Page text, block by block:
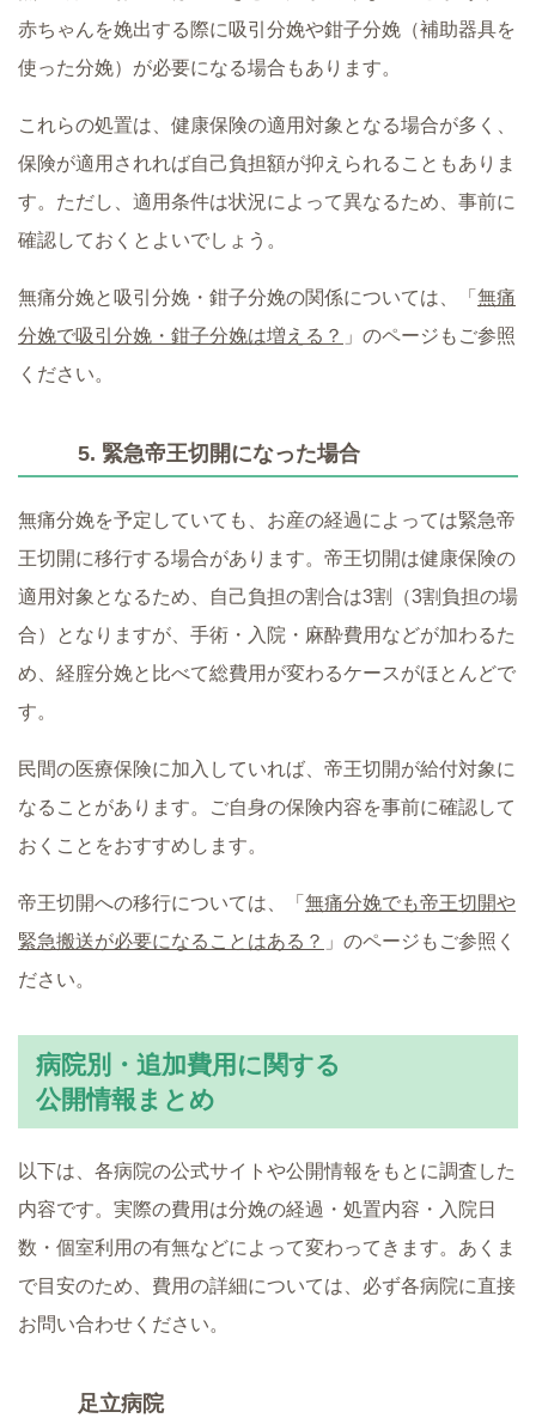
赤ちゃんを娩出する際に吸引分娩や鉗子分娩（補助器具を
使った分娩）が必要になる場合もあります。
これらの処置は、健康保険の適用対象となる場合が多く、
保険が適用されれば自己負担額が抑えられることもありま
す。ただし、適用条件は状況によって異なるため、事前に
確認しておくとよいでしょう。
無痛分娩と吸引分娩・鉗子分娩の関係については、「 無痛
分娩で吸引分娩・鉗子分娩は増える？ 」のページもご参照
ください。
5. 緊急帝王切開になった場合
無痛分娩を予定していても、お産の経過によっては緊急帝
王切開に移行する場合があります。帝王切開は健康保険の
適用対象となるため、自己負担の割合は3割（3割負担の場
合）となりますが、手術・入院・麻酔費用などが加わるた
め、経腟分娩と比べて総費用が変わるケースがほとんどで
す。
民間の医療保険に加入していれば、帝王切開が給付対象に
なることがあります。ご自身の保険内容を事前に確認して
おくことをおすすめします。
帝王切開への移行については、「 無痛分娩でも帝王切開や
緊急搬送が必要になることはある？ 」のページもご参照く
ださい。
病院別・追加費用に関する
公開情報まとめ
以下は、各病院の公式サイトや公開情報をもとに調査した
内容です。実際の費用は分娩の経過・処置内容・入院日
数・個室利用の有無などによって変わってきます。あくま
で目安のため、費用の詳細については、必ず各病院に直接
お問い合わせください。
足立病院